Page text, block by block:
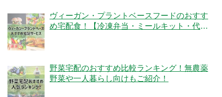
ヴィーガン・プラントベースフードのおすす
め宅配食！【冷凍弁当・ミールキット・代替
野菜宅配のおすすめ比較ランキング！無農薬
野菜や一人暮らし向けもご紹介！